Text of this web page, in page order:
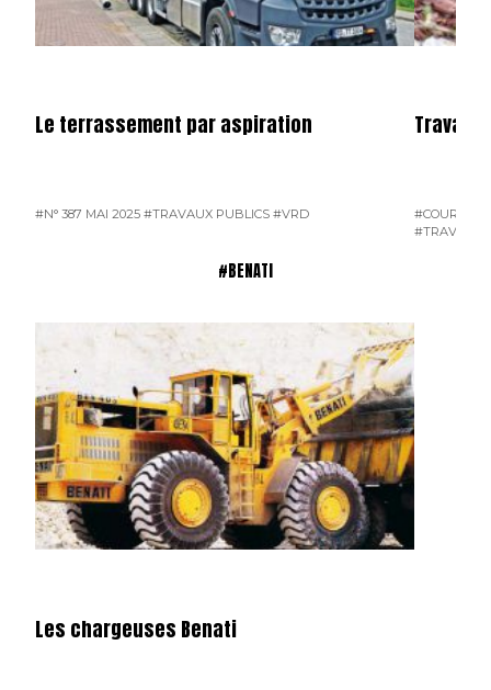
Le terrassement par aspiration
#N° 387 MAI 2025 #TRAVAUX PUBLICS #VRD
#COURRIER
#TRAVAUX
#BENATI
Les chargeuses Benati